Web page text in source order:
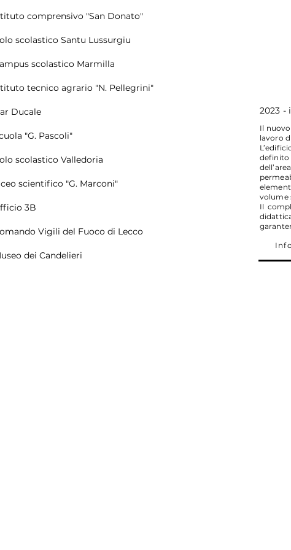
comprensivo "San Donato"
scolastico Santu Lussurgiu
scolastico Marmilla
tecnico agrario "N. Pellegrini"
Ducale
"G. Pascoli"
scolastico Valledoria
scientifico "G. Marconi"
3B
Vigili del Fuoco di Lecco
dei Candelieri
2023 -
Il
lavoro
definito
volume
Il
Info